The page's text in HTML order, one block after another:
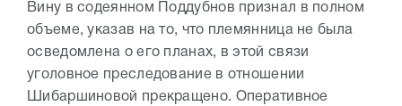
Вину в содеянном Поддубнов признал в полном
объеме, указав на то, что племянница не была
осведомлена о его планах, в этой связи
уголовное преследование в отношении
Шибаршиновой прекращено. Оперативное